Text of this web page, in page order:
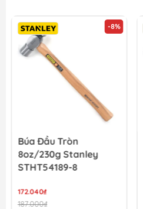
-8%
Búa Đầu Tròn
8oz/230g Stanley
STHT54189-8
172.040₫
187.000₫